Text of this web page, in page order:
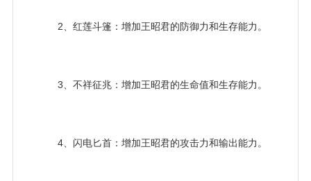
2、红莲斗篷：增加王昭君的防御力和生存能力。
3、不祥征兆：增加王昭君的生命值和生存能力。
4、闪电匕首：增加王昭君的攻击力和输出能力。